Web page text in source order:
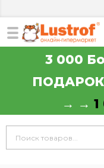
3 000
ПОДАРОК
→ →